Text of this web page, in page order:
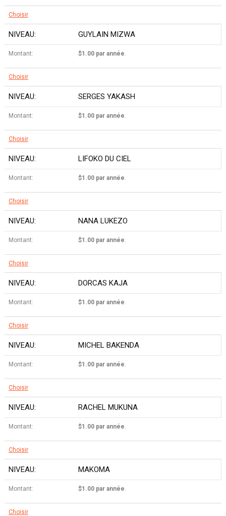
Choisir
GUYLAIN MIZWA
$1.00 par année.
Choisir
SERGES YAKASH
$1.00 par année.
Choisir
LIFOKO DU CIEL
$1.00 par année.
Choisir
NANA LUKEZO
$1.00 par année.
Choisir
DORCAS KAJA
$1.00 par année.
Choisir
MICHEL BAKENDA
$1.00 par année.
Choisir
RACHEL MUKUNA
$1.00 par année.
Choisir
MAKOMA
$1.00 par année.
Choisir